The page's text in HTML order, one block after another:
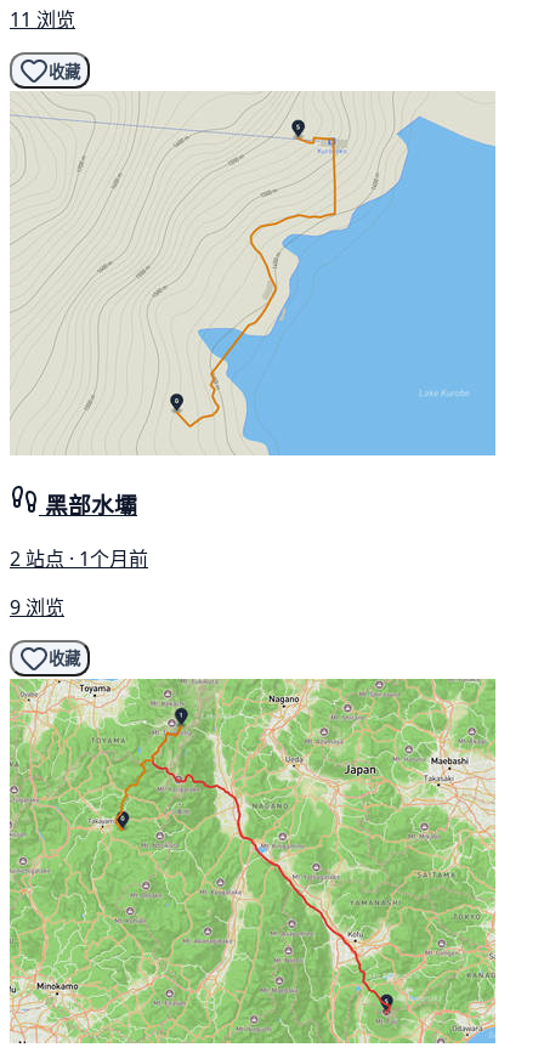
11 浏览
收藏
黑部水壩
2 站点 · 1个月前
9 浏览
收藏